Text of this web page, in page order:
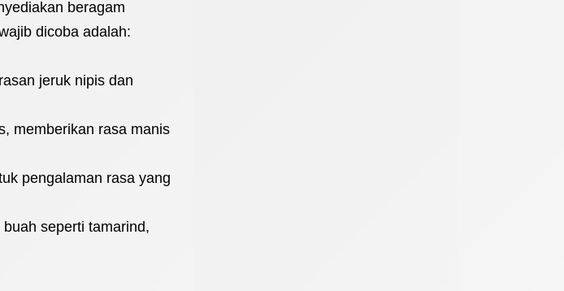
beragam
dicoba adalah:
jeruk nipis dan
memberikan rasa manis
pengalaman rasa yang
seperti tamarind,